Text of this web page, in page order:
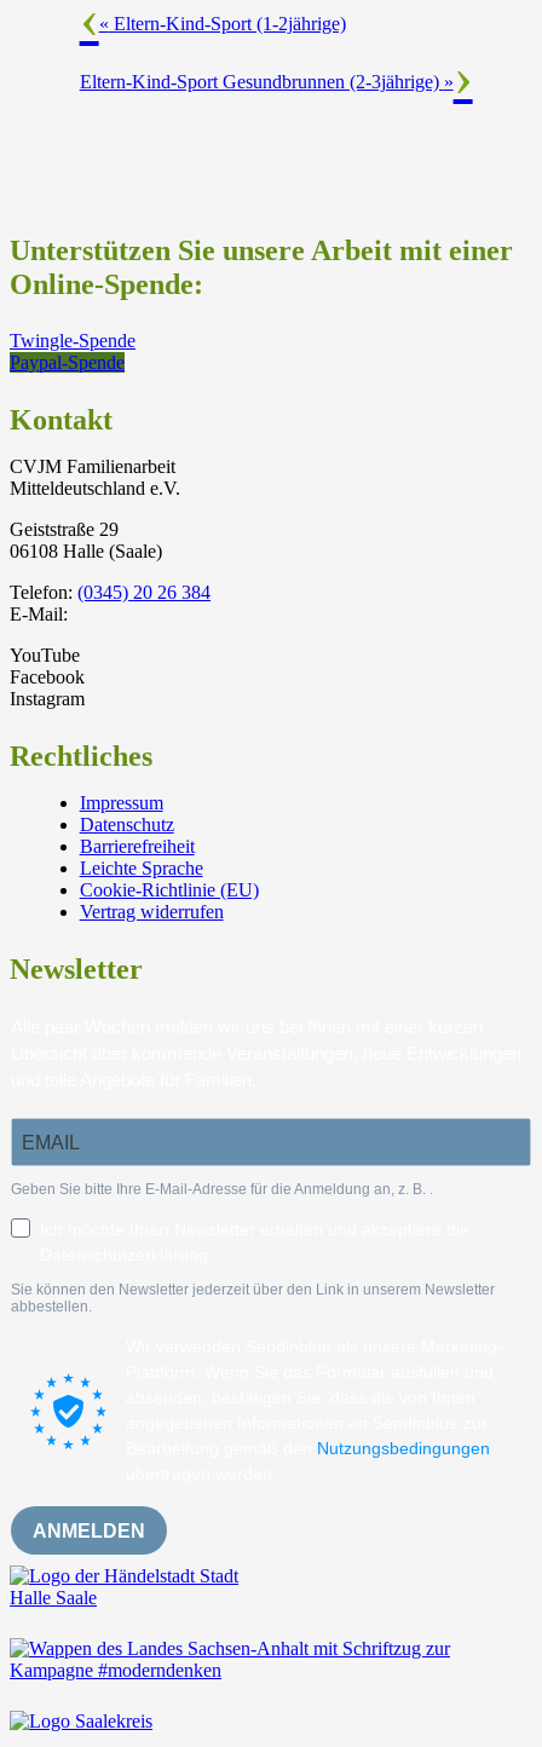
« Eltern-Kind-Sport (1-2jährige)
Eltern-Kind-Sport Gesundbrunnen (2-3jährige) »
Unterstützen Sie unsere Arbeit mit einer
Online-Spende:
Twingle-Spende
Paypal-Spende
Kontakt
CVJM Familienarbeit
Mitteldeutschland e.V.
Geiststraße 29
06108 Halle (Saale)
Telefon: (0345) 20 26 384
E-Mail:
YouTube
Facebook
Instagram
Rechtliches
Impressum
Datenschutz
Barrierefreiheit
Leichte Sprache
Cookie-Richtlinie (EU)
Vertrag widerrufen
Newsletter
Geben Sie bitte Ihre E-Mail-Adresse für die Anmeldung an, z. B. .
Sie können den Newsletter jederzeit über den Link in unserem Newsletter
abbestellen.
Nutzungsbedingungen
ANMELDEN